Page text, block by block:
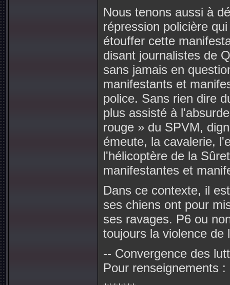
Nous tenons aussi à
répression policière
étouffer cette
disant journalistes de
sans jamais en
manifestants et
police. Sans rien dire
plus assisté à
rouge » du SPVM,
émeute, la cavalerie,
l'hélicoptère de la
manifestantes et
Dans ce contexte, il
ses chiens ont pour
ses ravages. P6 ou
toujours la violence
-- Convergence des
Pour renseignements :